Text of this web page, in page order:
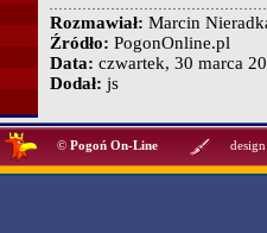
Rozmawiał: Marcin
Źródło: PogonOnline.pl
Data: czwartek, 30 marca
Dodał: js
© Pogoń On-Line